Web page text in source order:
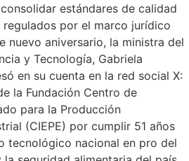
estándares de calidad
por el marco jurídico
nuevo aniversario, la ministra del
y Tecnología, Gabriela
en su cuenta en la red social X:
la Fundación Centro de
para la Producción
(CIEPE) por cumplir 51 años
tecnológico nacional en pro del